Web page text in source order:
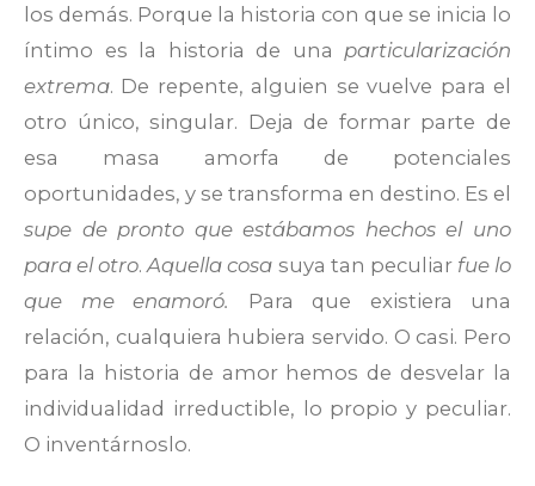
los demás. Porque la historia con que se inicia lo
íntimo es la historia de una particularización
extrema. De repente, alguien se vuelve para el
otro único, singular. Deja de formar parte de
esa masa amorfa de potenciales
oportunidades, y se transforma en destino. Es el
supe de pronto que estábamos hechos el uno
para el otro. Aquella cosa suya tan peculiarfue lo
que me enamoró. Para que existiera una
relación, cualquiera hubiera servido. O casi. Pero
para la historia de amor hemos de desvelar la
individualidad irreductible, lo propio y peculiar.
O inventárnoslo.